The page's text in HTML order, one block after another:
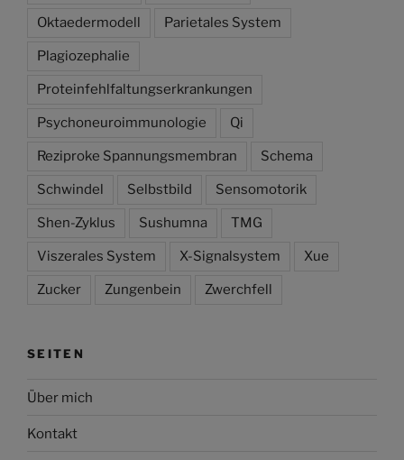
Oktaedermodell Parietales System
Plagiozephalie
Proteinfehlfaltungserkrankungen
Psychoneuroimmunologie Qi
Reziproke Spannungsmembran Schema
Schwindel Selbstbild Sensomotorik
Shen-Zyklus Sushumna TMG
Viszerales System X-Signalsystem Xue
Zucker Zungenbein Zwerchfell
SEITEN
Über mich
Kontakt